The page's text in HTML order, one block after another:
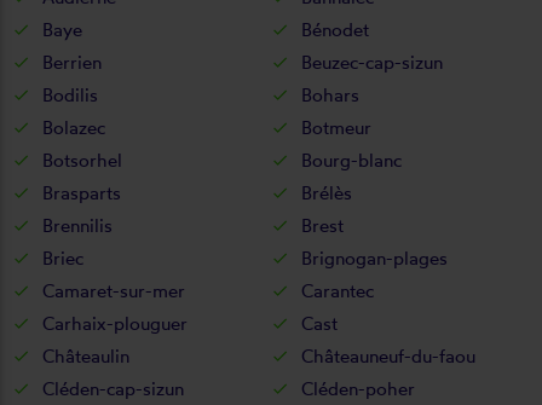
Baye
Bénodet
Berrien
Beuzec-cap-sizun
Bodilis
Bohars
Bolazec
Botmeur
Botsorhel
Bourg-blanc
Brasparts
Brélès
Brennilis
Brest
Briec
Brignogan-plages
Camaret-sur-mer
Carantec
Carhaix-plouguer
Cast
Châteaulin
Châteauneuf-du-faou
Cléden-cap-sizun
Cléden-poher